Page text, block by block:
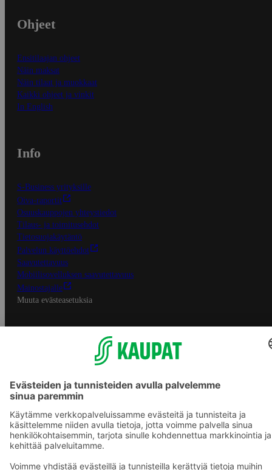
Ohjeet
Ensitilaajan ohjeet
Näin maksat
Näin tilaat ja muokkaat
Kaikki ohjeet ja vinkit
In English
Info
S-Business yrityksille
Oiva-raportit
Osuuskauppojen yhteystiedot
Tilaus- ja toimitusehdot
Tietosuojakäytäntö
Palvelun käyttöehdot
Saavutettavuus
Mobiilisovelluksen saavutettavuus
Mainostajalle
Muuta evästeasetuksia
S-ryhmän palvelut
S-ryhmä
Asiakasomistajuus
S-ostoslista -sovellus
Prisma.fi
Sokos.fi
S-Pankki